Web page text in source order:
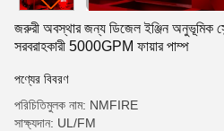
জরুরী অবস্থার জন্য ডিজেল ইঞ্জিন অনুভূমিক
সরবরাহকারী 5000GPM ফায়ার পাম্প
পণ্যের বিবরণ
পরিচিতিমুলক নাম: NMFIRE
সাক্ষ্যদান: UL/FM